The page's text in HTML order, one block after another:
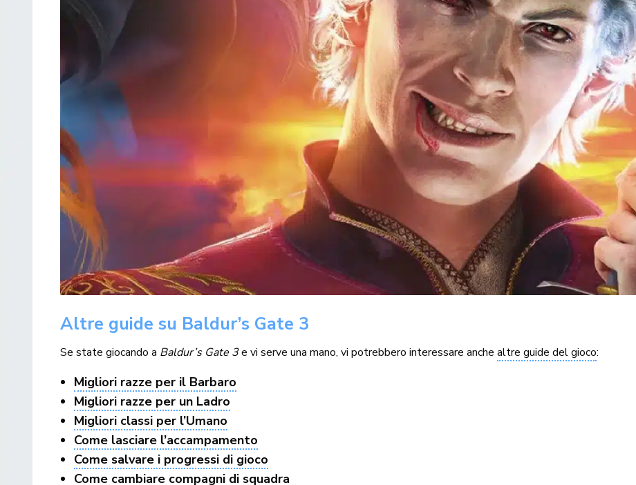
Altre guide su Baldur’s Gate 3
Se state giocando a Baldur’s Gate 3e vi serve una mano, vi potrebbero interessare anchealtre guide del gioco:
Migliori razze per il Barbaro
Migliori razze per un Ladro
Migliori classi per l’Umano
Come lasciare l’accampamento
Come salvare i progressi di gioco
Come cambiare compagni di squadra